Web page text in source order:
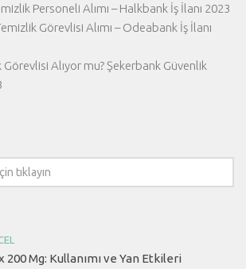
Personeli Alımı – Halkbank İş İlanı 2023
Görevlisi Alımı – Odeabank İş İlanı
Alıyor mu? Şekerbank Güvenlik
200 Mg: Kullanımı ve Yan Etkileri